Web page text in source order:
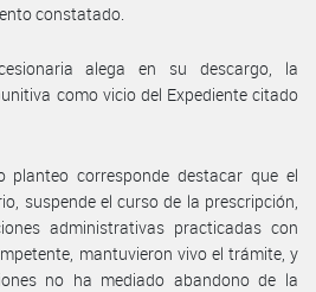
constatado.
alega en su descargo, la
como vicio del Expediente citado
planteo corresponde destacar que el
suspende el curso de la prescripción,
administrativas practicadas con
mantuvieron vivo el trámite, y
no ha mediado abandono de la